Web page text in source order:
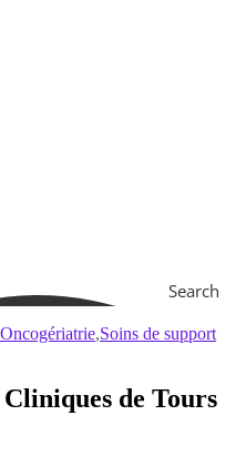
Search
Oncogériatrie Soins de support
de Tours